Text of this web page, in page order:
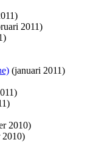
2011)
(januari 2011)
2010)
2010)